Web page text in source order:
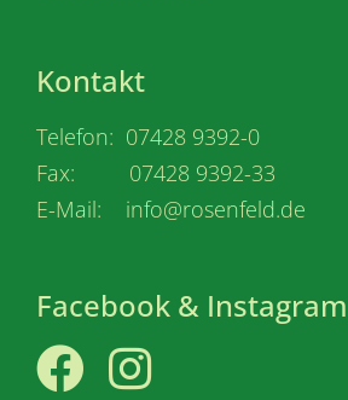
Kontakt
Telefon: 07428 9392-0
Fax: 07428 9392-33
E-Mail: info@rosenfeld.de
Facebook & Instagram